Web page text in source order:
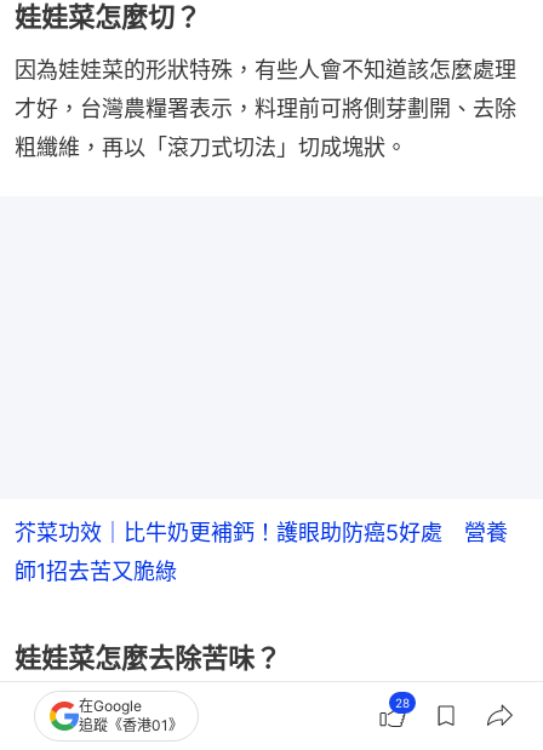
娃娃菜怎麼切？
因為娃娃菜的形狀特殊，有些人會不知道該怎麼處理
才好，台灣農糧署表示，料理前可將側芽劃開、去除
粗纖維，再以「滾刀式切法」切成塊狀。
芥菜功效｜比牛奶更補鈣！護眼助防癌5好處 營養
師1招去苦又脆綠
娃娃菜怎麼去除苦味？
此外，娃娃菜本身帶有些許苦味，不少人因此不敢嘗
在Google
追蹤《香港01》
28